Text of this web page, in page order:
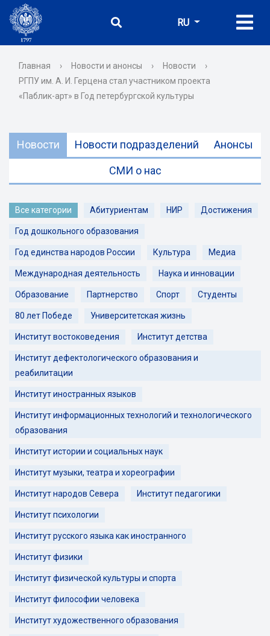
RU
Главная › Новости и анонсы › Новости
›
РГПУ им. А. И. Герцена стал участником проекта
«Паблик-арт» в Год петербургской культуры
Новости Новости подразделений Анонсы
СМИ о нас
Все категории Абитуриентам НИР Достижения
Год дошкольного образования
Год единства народов России Культура Медиа
Международная деятельность Наука и инновации
Образование Партнерство Спорт Студенты
80 лет Победе Университетская жизнь
Институт востоковедения Институт детства
Институт дефектологического образования и
реабилитации
Институт иностранных языков
Институт информационных технологий и технологического
образования
Институт истории и социальных наук
Институт музыки, театра и хореографии
Институт народов Севера Институт педагогики
Институт психологии
Институт русского языка как иностранного
Институт физики
Институт физической культуры и спорта
Институт философии человека
Институт художественного образования